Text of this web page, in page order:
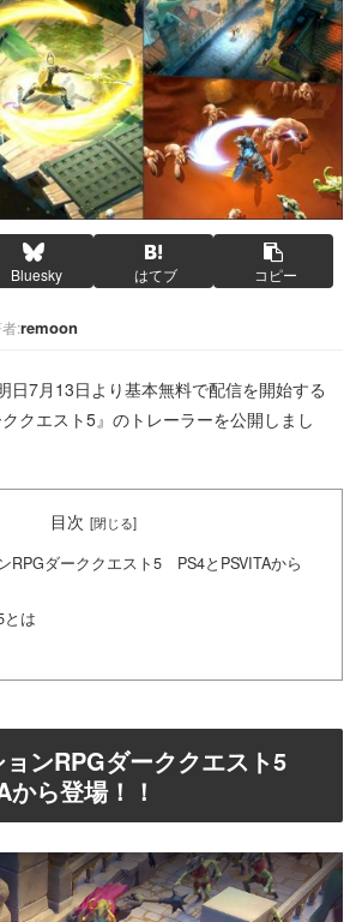
Bluesky はてブ コピー
:remoon
日7月13日より基本無料で配信を開始する
クエスト5』のトレーラーを公開しまし
目次
RPGダーククエスト5 PS4とPSVITAから
とは
ンRPGダーククエスト5
から登場！！